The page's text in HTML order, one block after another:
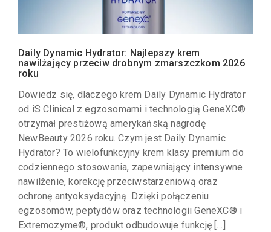
Daily Dynamic Hydrator: Najlepszy krem
nawilżający przeciw drobnym zmarszczkom 2026
roku
Dowiedz się, dlaczego krem Daily Dynamic Hydrator
od iS Clinical z egzosomami i technologią GeneXC®
otrzymał prestiżową amerykańską nagrodę
NewBeauty 2026 roku. Czym jest Daily Dynamic
Hydrator? To wielofunkcyjny krem klasy premium do
codziennego stosowania, zapewniający intensywne
nawilżenie, korekcję przeciwstarzeniową oraz
ochronę antyoksydacyjną. Dzięki połączeniu
egzosomów, peptydów oraz technologii GeneXC® i
Extremozyme®, produkt odbudowuje funkcję […]